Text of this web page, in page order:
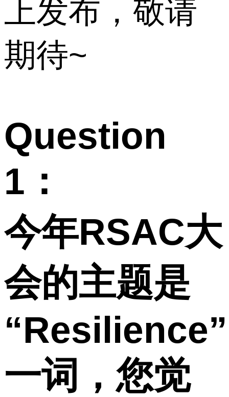
上发布，敬请
期待~
Question
1：
今年RSAC大
会的主题是
“Resilience”
一词，您觉